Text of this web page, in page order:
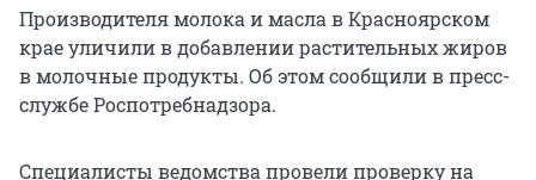
Производителя молока и масла в Красноярском
крае уличили в добавлении растительных жиров
в молочные продукты. Об этом сообщили в пресс-
службе Роспотребнадзора.
Специалисты ведомства провели проверку на